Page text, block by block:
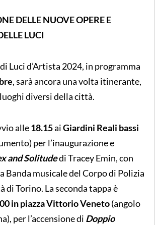
DELLE NUOVE OPERE E
LUCI
Luci d’Artista 2024, in programma
, sarà ancora una volta itinerante,
diversi della città.
alle18.15aiGiardini Reali bassi
per l’inaugurazione e
and Solitudedi Tracey Emin, con
Banda musicale del Corpo di Polizia
di Torino. La seconda tappa è
in piazza Vittorio Veneto(angolo
per l’accensione di Doppio